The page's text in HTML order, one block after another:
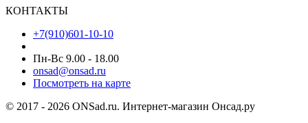
КОНТАКТЫ
+7(910)601-10-10
Пн-Вс 9.00 - 18.00
onsad@onsad.ru
Посмотреть на карте
© 2017 - 2026 ONSad.ru. Интернет-магазин Онсад.ру